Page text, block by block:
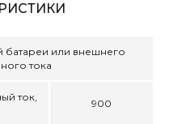
батареи или внешнего
тока
ток,
900